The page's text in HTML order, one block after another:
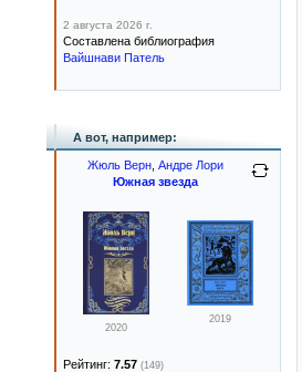
2 августа 2026 г.
Составлена библиография
Вайшнави Патель
А вот, например:
Жюль Верн, Андре Лори
Южная звезда
2020
2019
Рейтинг: 7.57 (149)